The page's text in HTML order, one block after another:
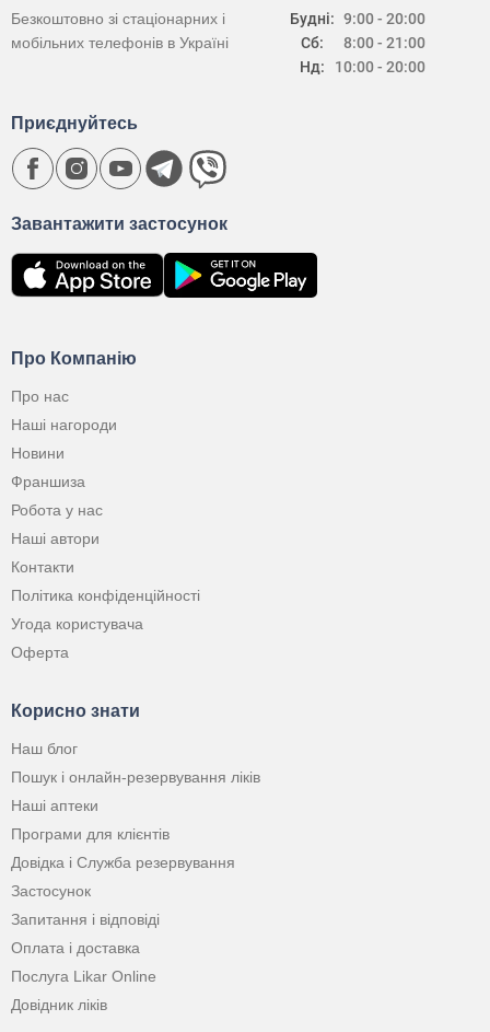
Будні:
Сб:
Нд:
9:00 - 20:00
8:00 - 21:00
10:00 - 20:00
Безкоштовно зі стаціонарних і
мобільних телефонів в Україні
Про Компанію
Про нас
Наші нагороди
Новини
Франшиза
Робота у нас
Наші автори
Контакти
Політика конфіденційності
Угода користувача
Оферта
Корисно знати
Наш блог
Пошук і онлайн-резервування ліків
Наші аптеки
Програми для клієнтів
Довідка і Служба резервування
Застосунок
Запитання і відповіді
Оплата і доставка
Послуга Likar Online
Довідник ліків
Завантажити застосунок
Приєднуйтесь